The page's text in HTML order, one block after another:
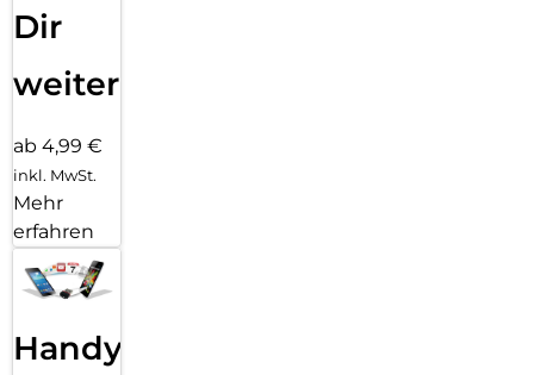
Dir
weiter
ab 4,99 €
inkl. MwSt.
Mehr
erfahren
Handy